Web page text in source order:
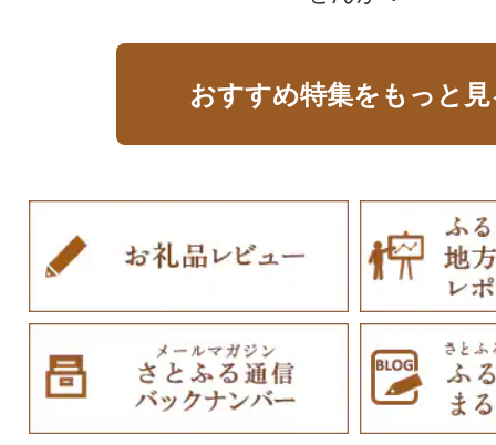
おすすめ特集をもっと